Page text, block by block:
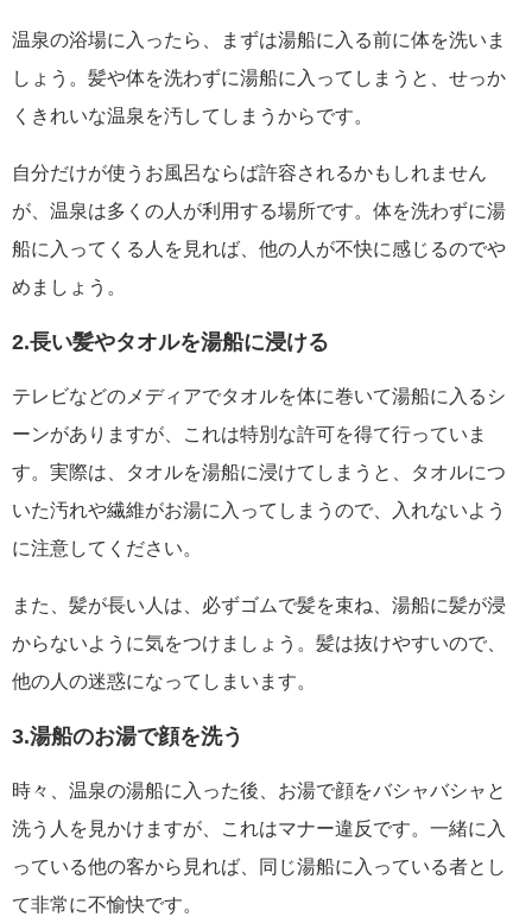
温泉の浴場に入ったら、まずは湯船に入る前に体を洗いま
しょう。髪や体を洗わずに湯船に入ってしまうと、せっか
くきれいな温泉を汚してしまうからです。
自分だけが使うお風呂ならば許容されるかもしれません
が、温泉は多くの人が利用する場所です。体を洗わずに湯
船に入ってくる人を見れば、他の人が不快に感じるのでや
めましょう。
2.長い髪やタオルを湯船に浸ける
テレビなどのメディアでタオルを体に巻いて湯船に入るシ
ーンがありますが、これは特別な許可を得て行っていま
す。実際は、タオルを湯船に浸けてしまうと、タオルにつ
いた汚れや繊維がお湯に入ってしまうので、入れないよう
に注意してください。
また、髪が長い人は、必ずゴムで髪を束ね、湯船に髪が浸
からないように気をつけましょう。髪は抜けやすいので、
他の人の迷惑になってしまいます。
3.湯船のお湯で顔を洗う
時々、温泉の湯船に入った後、お湯で顔をバシャバシャと
洗う人を見かけますが、これはマナー違反です。一緒に入
っている他の客から見れば、同じ湯船に入っている者とし
て非常に不愉快です。